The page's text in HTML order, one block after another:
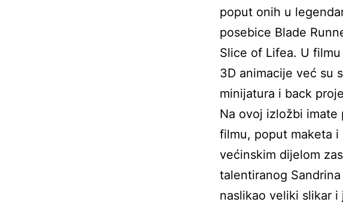
poput onih u
posebice Blade
Slice of Lifea. U
3D animacije već su
minijatura i back
Na ovoj izložbi
filmu, poput maketa i
većinskim dijelom
talentiranog
naslikao veliki slikar